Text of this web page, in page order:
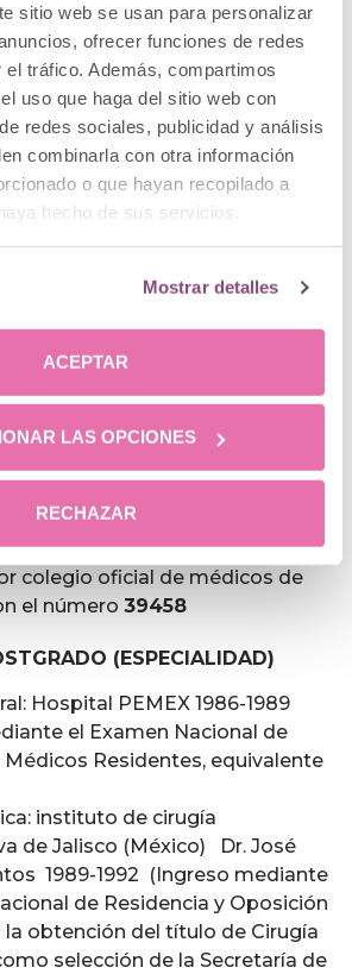
sitio web se usan para personalizar
ofrecer funciones de redes
tráfico. Además, compartimos
uso que haga del sitio web con
redes sociales, publicidad y análisis
combinarla con otra información
o que hayan recopilado a
hecho de sus servicios.
Mostrar detalles
ACEPTAR
LAS OPCIONES
RECHAZAR
del turno vespertino.
Hospital General de Urgencias
D.F. (Sector Público de Salud)
privada en diversos
México registro de más de 2.000
tiempo
en Clínica Menorca y
de España con más de 4.000
Facultad de medicina UNAM
el ilustre colegio de médicos de
282853397
colegio oficial de médicos de
el número 39458
(ESPECIALIDAD)
Hospital PEMEX 1986-1989
el Examen Nacional de
Médicos Residentes, equivalente
instituto de cirugía
de Jalisco (México) Dr. José
1989-1992 (Ingreso mediante
de Residencia y Oposición
la obtención del título de Cirugía
selección de la Secretaría de